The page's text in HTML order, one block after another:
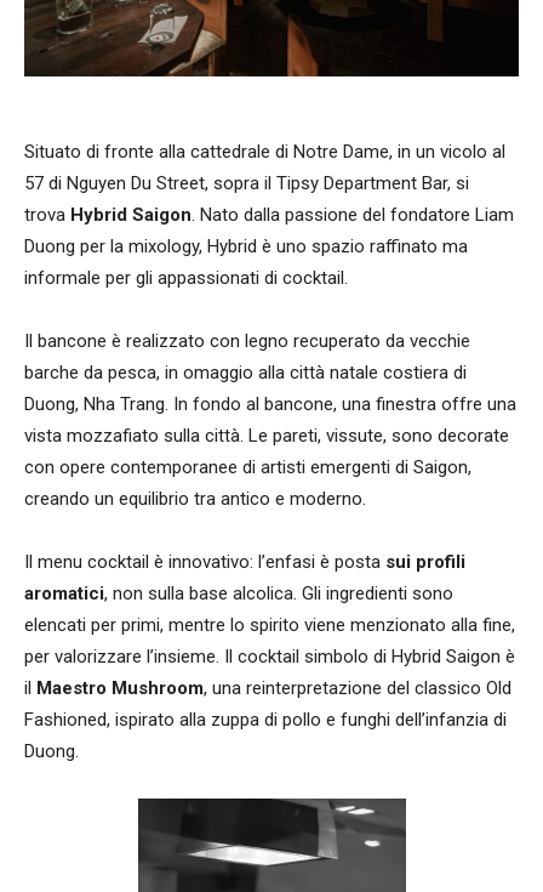
Situato di fronte alla cattedrale di Notre Dame, in un vicolo al
57 di Nguyen Du Street, sopra il Tipsy Department Bar, si
trova Hybrid Saigon. Nato dalla passione del fondatore Liam
Duong per la mixology, Hybrid è uno spazio raffinato ma
informale per gli appassionati di cocktail.
Il bancone è realizzato con legno recuperato da vecchie
barche da pesca, in omaggio alla città natale costiera di
Duong, Nha Trang. In fondo al bancone, una finestra offre una
vista mozzafiato sulla città. Le pareti, vissute, sono decorate
con opere contemporanee di artisti emergenti di Saigon,
creando un equilibrio tra antico e moderno.
Il menu cocktail è innovativo: l’enfasi è posta sui profili
aromatici, non sulla base alcolica. Gli ingredienti sono
elencati per primi, mentre lo spirito viene menzionato alla fine,
per valorizzare l’insieme. Il cocktail simbolo di Hybrid Saigon è
il Maestro Mushroom, una reinterpretazione del classico Old
Fashioned, ispirato alla zuppa di pollo e funghi dell’infanzia di
Duong.